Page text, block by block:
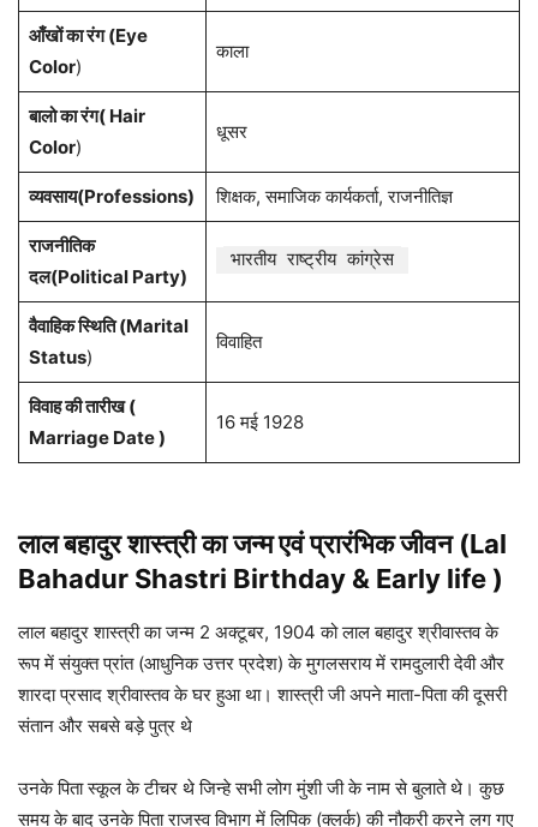
आँखों का रंग (Eye
Color)
काला
बालो का रंग( Hair
Color)
धूसर
व्यवसाय(Professions) शिक्षक, समाजिक कार्यकर्ता, राजनीतिज्ञ
राजनीतिक
दल(Political Party)
भारतीय राष्ट्रीय कांग्रेस
वैवाहिक स्थिति (Marital
Status)
विवाहित
विवाह की तारीख (
Marriage Date )
16 मई 1928
लाल बहादुर शास्त्री का जन्म एवं प्रारंभिक जीवन (Lal
Bahadur Shastri Birthday & Early life )
लाल बहादुर शास्त्री का जन्म 2 अक्टूबर, 1904 को लाल बहादुर श्रीवास्तव के
रूप में संयुक्त प्रांत (आधुनिक उत्तर प्रदेश) के मुगलसराय में रामदुलारी देवी और
शारदा प्रसाद श्रीवास्तव के घर हुआ था। शास्त्री जी अपने माता-पिता की दूसरी
संतान और सबसे बड़े पुत्र थे
उनके पिता स्कूल के टीचर थे जिन्हे सभी लोग मुंशी जी के नाम से बुलाते थे। कुछ
समय के बाद उनके पिता राजस्व विभाग में लिपिक (क्लर्क) की नौकरी करने लग गए